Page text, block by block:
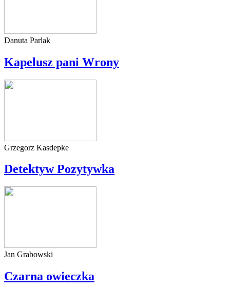
Danuta Parlak
Kapelusz pani Wrony
Grzegorz Kasdepke
Detektyw Pozytywka
Jan Grabowski
Czarna owieczka